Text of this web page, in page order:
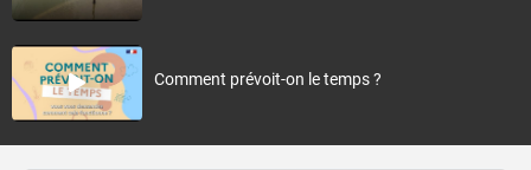
Comment prévoit-on le temps ?